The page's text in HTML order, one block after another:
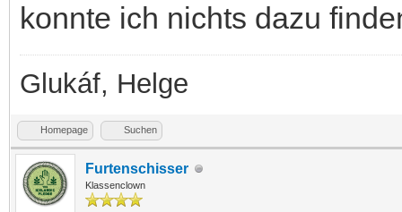
konnte ich nichts dazu
Glukáf, Helge
Homepage Suchen
Furtenschisser
Klassenclown